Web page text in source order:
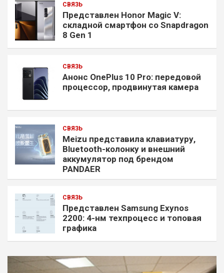
СВЯЗЬ
Представлен Honor Magic V:
складной смартфон со Snapdragon
8 Gen 1
СВЯЗЬ
Анонс OnePlus 10 Pro: передовой
процессор, продвинутая камера
СВЯЗЬ
Meizu представила клавиатуру,
Bluetooth-колонку и внешний
аккумулятор под брендом
PANDAER
СВЯЗЬ
Представлен Samsung Exynos
2200: 4-нм техпроцесс и топовая
графика